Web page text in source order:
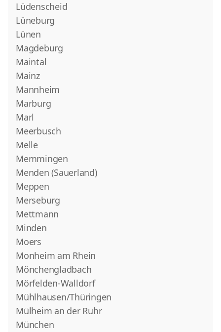
Lüdenscheid
Lüneburg
Lünen
Magdeburg
Maintal
Mainz
Mannheim
Marburg
Marl
Meerbusch
Melle
Memmingen
Menden (Sauerland)
Meppen
Merseburg
Mettmann
Minden
Moers
Monheim am Rhein
Mönchengladbach
Mörfelden-Walldorf
Mühlhausen/Thüringen
Mülheim an der Ruhr
München